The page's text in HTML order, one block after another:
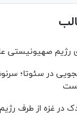
رژیم صهیونیستی
در سئوتا؛
۳۰۰ کودک در غزه از